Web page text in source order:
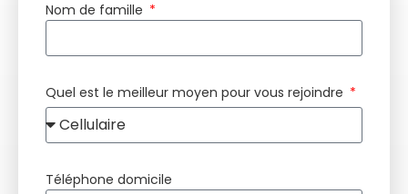
Nom de famille
Quel est le meilleur moyen pour vous rejoindre
Téléphone domicile